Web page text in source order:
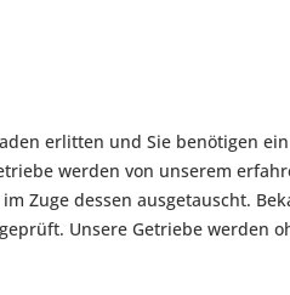
erlitten und Sie benötigen
werden von unserem
Zuge dessen ausgetauscht.
Unsere Getriebe werden